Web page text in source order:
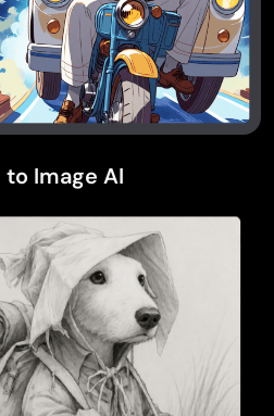
to Image AI